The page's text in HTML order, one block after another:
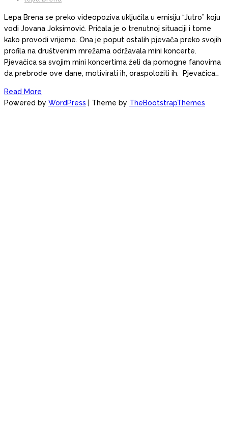
Lepa Brena se preko videopoziva uključila u emisiju “Jutro” koju
vodi Jovana Joksimović. Pričala je o trenutnoj situaciji i tome
kako provodi vrijeme. Ona je poput ostalih pjevača preko svojih
profila na društvenim mrežama održavala mini koncerte.
Pjevačica sa svojim mini koncertima želi da pomogne fanovima
da prebrode ove dane, motivirati ih, oraspoložiti ih. Pjevačica…
Read More
Powered by WordPress | Theme by TheBootstrapThemes